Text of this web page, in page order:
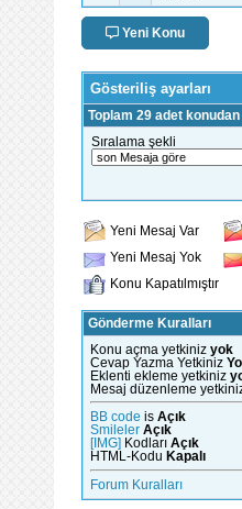
Yeni Konu
Gösteriliş ayarları
Toplam 29 adet
Sıralama şekli
Yeni Mesaj Var
Yeni Mesaj Yok
Konu Kapatılmıştır
Gönderme Kuralları
Konu açma yetkiniz yok
Cevap Yazma Yetkiniz
Eklenti ekleme yetkiniz
Mesaj düzenleme
BB code is Açık
Smileler Açık
[IMG]
Kodları Açık
HTML-Kodu Kapalı
Forum Kuralları